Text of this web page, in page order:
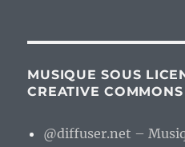
MUSIQUE SOUS
CREATIVE COMMONS
@diffuser.net –